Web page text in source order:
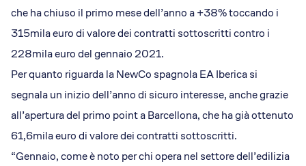
che ha chiuso il primo mese dell’anno a +38% toccando i
315mila euro di valore dei contratti sottoscritti contro i
228mila euro del gennaio 2021.
Per quanto riguarda la NewCo spagnola EA Iberica si
segnala un inizio dell’anno di sicuro interesse, anche grazie
all’apertura del primo point a Barcellona, che ha già ottenuto
61,6mila euro di valore dei contratti sottoscritti.
“Gennaio, come è noto per chi opera nel settore dell’edilizia